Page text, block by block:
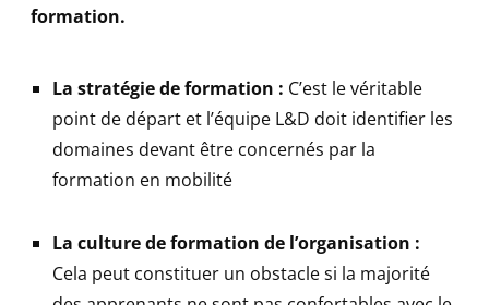
formation.
La stratégie de formation : C’est le véritable
point de départ et l’équipe L&D doit identifier les
domaines devant être concernés par la
formation en mobilité
La culture de formation de l’organisation :
Cela peut constituer un obstacle si la majorité